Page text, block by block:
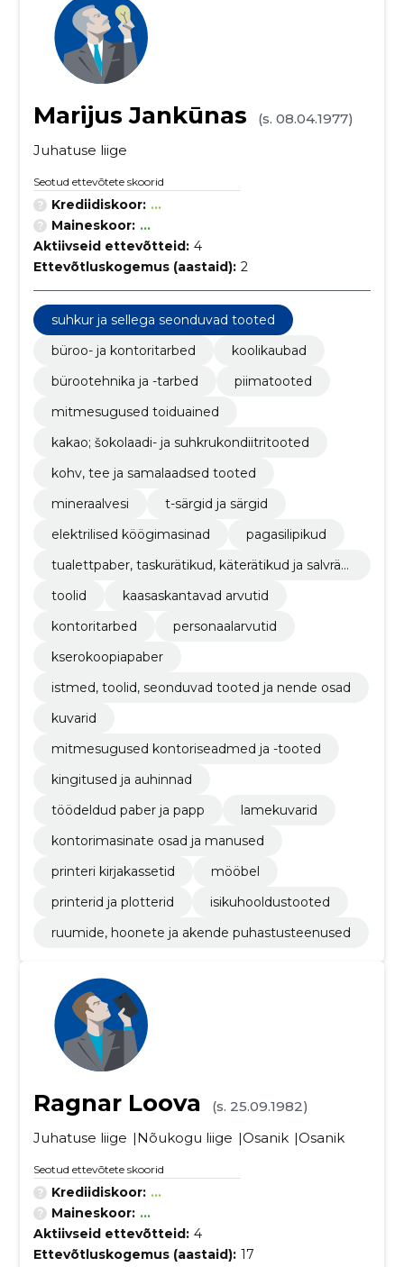
Marijus Jankūnas
(s. 08.04.1977)
Juhatuse liige
Seotud ettevõtete skoorid
Krediidiskoor: ...
Maineskoor: ...
Aktiivseid ettevõtteid: 4
Ettevõtluskogemus (aastaid): 2
suhkur ja sellega seonduvad tooted
büroo- ja kontoritarbed
koolikaubad
bürootehnika ja -tarbed
piimatooted
mitmesugused toiduained
kakao; šokolaadi- ja suhkrukondiitritooted
kohv, tee ja samalaadsed tooted
mineraalvesi
t-särgid ja särgid
elektrilised köögimasinad
pagasilipikud
tualettpaber, taskurätikud, käterätikud ja salvräti
toolid
kaasaskantavad arvutid
kontoritarbed
personaalarvutid
kserokoopiapaber
istmed, toolid, seonduvad tooted ja nende osad
kuvarid
mitmesugused kontoriseadmed ja -tooted
kingitused ja auhinnad
töödeldud paber ja papp
lamekuvarid
kontorimasinate osad ja manused
printeri kirjakassetid
mööbel
printerid ja plotterid
isikuhooldustooted
ruumide, hoonete ja akende puhastusteenused
Ragnar Loova
(s. 25.09.1982)
Juhatuse liige
Nõukogu liige Osanik Osanik
Seotud ettevõtete skoorid
Krediidiskoor: ...
Maineskoor: ...
Aktiivseid ettevõtteid: 4
Ettevõtluskogemus (aastaid): 17